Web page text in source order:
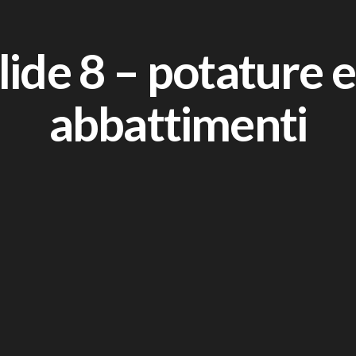
8 – potature
abbattimenti